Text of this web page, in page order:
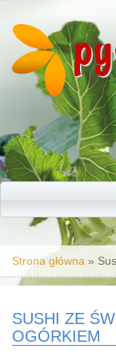
Jesteś tutaj
Strona główna »
SUSHI ZE
OGÓRKIEM